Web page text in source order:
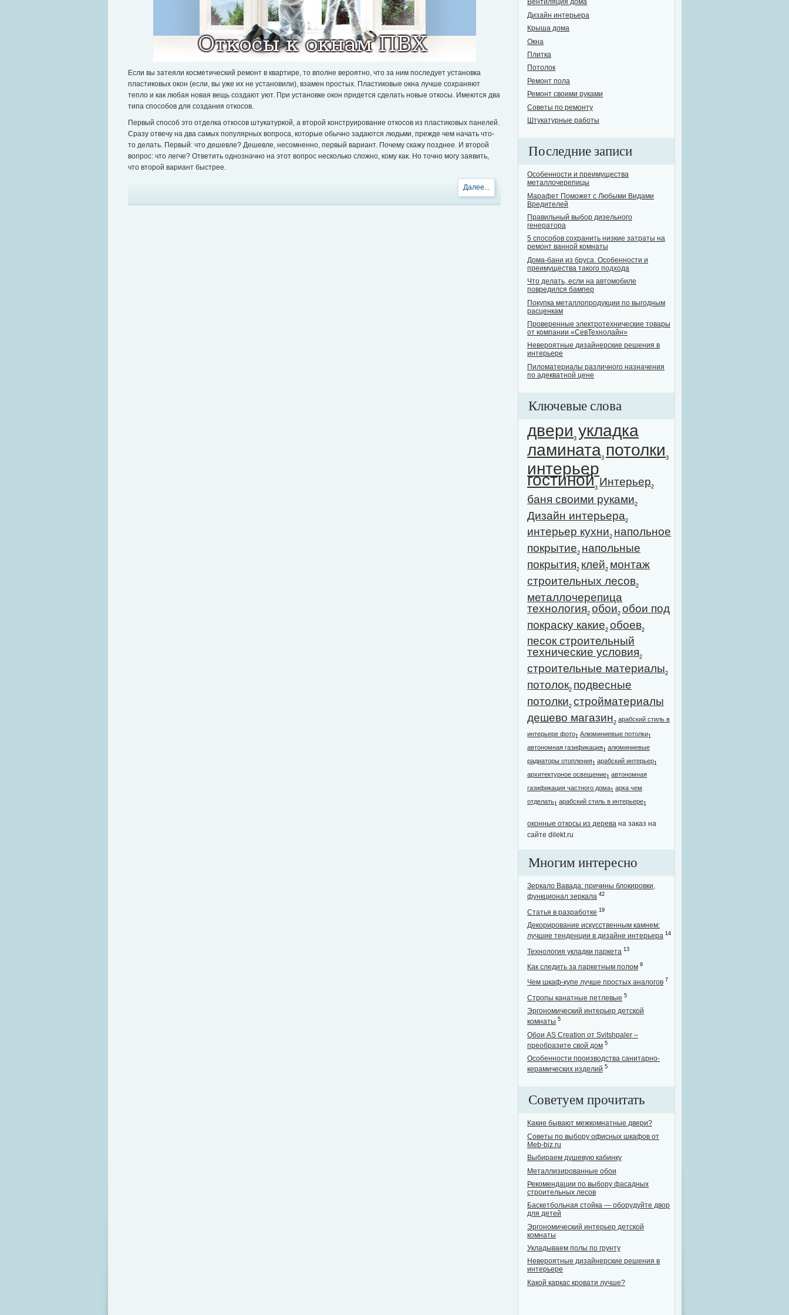
Если вы затеяли косметический ремонт в квартире, то вполне вероятно, что за ним последует установка
пластиковых окон (если, вы уже их не установили), взамен простых. Пластиковые окна лучше сохраняют
тепло и как любая новая вещь создают уют. При установке окон придется сделать новые откосы. Имеются два
типа способов для создания откосов.
Первый способ это отделка откосов штукатуркой, а второй конструирование откосов из пластиковых панелей.
Сразу отвечу на два самых популярных вопроса, которые обычно задаются людьми, прежде чем начать что-
то делать. Первый: что дешевле? Дешевле, несомненно, первый вариант. Почему скажу позднее. И второй
вопрос: что легче? Ответить однозначно на этот вопрос несколько сложно, кому как. Но точно могу заявить,
что второй вариант быстрее.
Далее...
Вентиляция дома
Дизайн интерьера
Крыша дома
Окна
Плитка
Потолок
Ремонт пола
Ремонт своими руками
Советы по ремонту
Штукатурные работы
Последние записи
Особенности и преимущества
металлочерепицы
Марафет Поможет с Любыми Видами
Вредителей
Правильный выбор дизельного
генератора
5 способов сохранить низкие затраты на
ремонт ванной комнаты
Дома-бани из бруса. Особенности и
преимущества такого подхода
Что делать, если на автомобиле
повредился бампер
Покупка металлопродукции по выгодным
расценкам
Проверенные электротехнические товары
от компании «СевТехнолайн»
Невероятные дизайнерские решения в
интерьере
Пиломатериалы различного назначения
по адекватной цене
Ключевые слова
двери 3 укладка
ламината3 потолки 3
интерьер
гостиной3 Интерьер2
баня своими руками2
Дизайн интерьера2
интерьер кухни2 напольное
покрытие2 напольные
покрытия2 клей2 монтаж
строительных лесов2
металлочерепица
технология2 обои2 обои под
покраску какие2 обоев2
песок строительный
технические условия2
строительные материалы2
потолок2 подвесные
потолки2 стройматериалы
дешево магазин2 арабский стиль в
интерьере фото1 Алюминиевые потолки1
автономная газификация1 алюминиевые
радиаторы отопления1 арабский интерьер1
архитектурное освещение1 автономная
газификация частного дома1 арка чем
отделать1 арабский стиль в интерьере1
оконные откосы из дерева на заказ на
сайте dilekt.ru
Многим интересно
Зеркало Вавада: причины блокировки,
функционал зеркала 42
Статья в разработке 19
Декорирование искусственным камнем:
лучшие тенденции в дизайне интерьера 14
Технология укладки паркета 13
Как следить за паркетным полом 9
Чем шкаф-купе лучше простых аналогов 7
Стропы канатные петлевые 5
Эргономический интерьер детской
комнаты 5
Обои AS Creation от Svitshpaler –
преобразите свой дом 5
Особенности производства санитарно-
керамических изделий 5
Советуем прочитать
Какие бывают межкомнатные двери?
Советы по выбору офисных шкафов от
Meb-biz.ru
Выбираем душевую кабинку
Металлизированные обои
Рекомендации по выбору фасадных
строительных лесов
Баскетбольная стойка — оборудуйте двор
для детей
Эргономический интерьер детской
комнаты
Укладываем полы по грунту
Невероятные дизайнерские решения в
интерьере
Какой каркас кровати лучше?